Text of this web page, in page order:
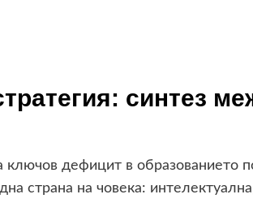
синтез
ключов дефицит в образованието
страна на човека: